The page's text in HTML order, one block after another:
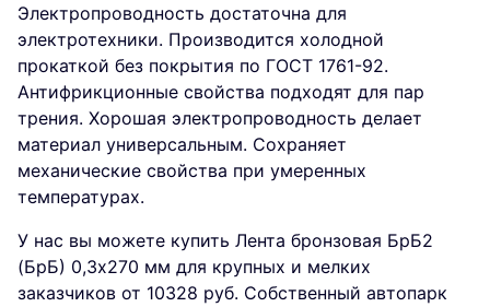
Электропроводность достаточна для
электротехники. Производится холодной
прокаткой без покрытия по ГОСТ 1761-92.
Антифрикционные свойства подходят для пар
трения. Хорошая электропроводность делает
материал универсальным. Сохраняет
механические свойства при умеренных
температурах.
У нас вы можете купить Лента бронзовая БрБ2
(БрБ) 0,3х270 мм для крупных и мелких
заказчиков от 10328 руб. Собственный автопарк